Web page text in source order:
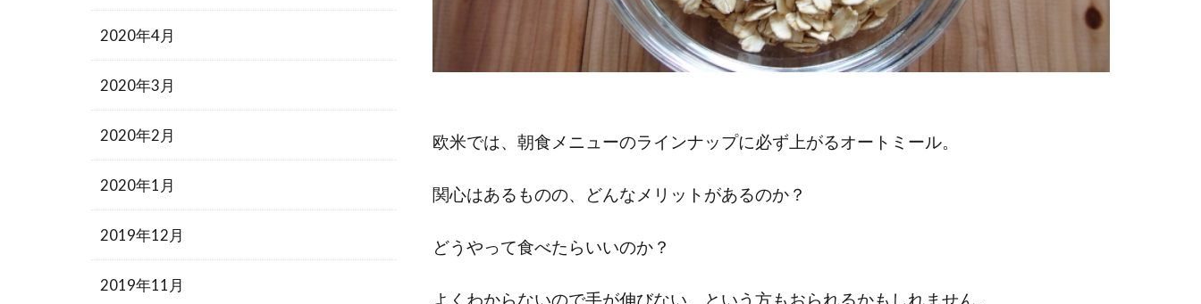
欧米では、朝食メニューのラインナップに必ず上がるオートミール。
関心はあるものの、どんなメリットがあるのか？
どうやって食べたらいいのか？
よくわからないので手が伸びない、という方もおられるかもしれません。
2020年4月
2020年3月
2020年2月
2020年1月
2019年12月
2019年11月